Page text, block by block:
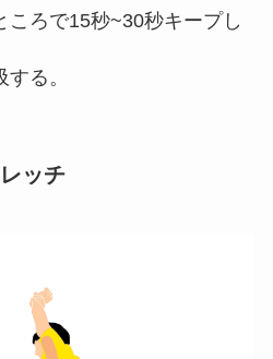
ころで15秒~30秒キープし
る。
ッチ